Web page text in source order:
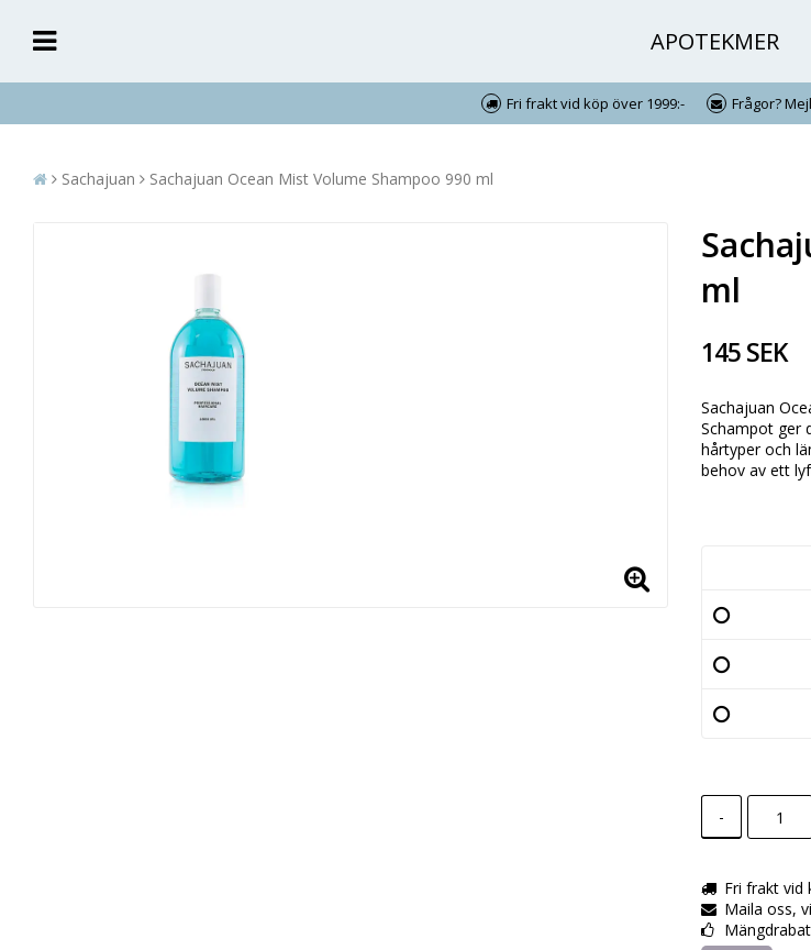
APOTEKMER
Fri frakt vid köp över 1999:- Frågor?
Sachajuan Sachajuan Ocean Mist Volume Shampoo 990 ml
ml
145 SEK
Sachajuan
Schampot ger
hårtyper och
behov av ett
-
Fri frakt vid
Maila oss,